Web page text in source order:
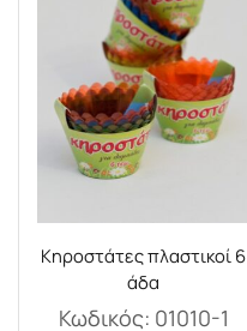
Κηροστάτες πλαστικοί 6
άδα
Κωδικός: 01010-1